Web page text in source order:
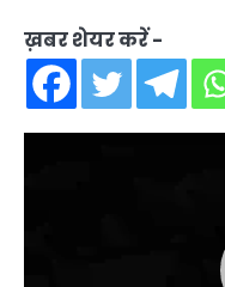
ख़बर शेयर करें -